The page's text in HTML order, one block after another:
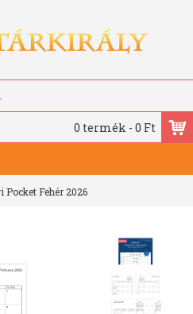
0 termék - 0 Ft
Pocket Fehér 2026